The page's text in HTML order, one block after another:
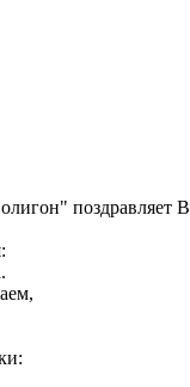
поздравляет